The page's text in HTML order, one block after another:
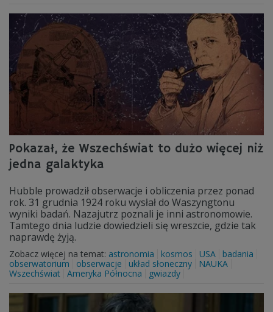
Pokazał, że Wszechświat to dużo więcej niż
jedna galaktyka
Hubble prowadził obserwacje i obliczenia przez ponad
rok. 31 grudnia 1924 roku wysłał do Waszyngtonu
wyniki badań. Nazajutrz poznali je inni astronomowie.
Tamtego dnia ludzie dowiedzieli się wreszcie, gdzie tak
naprawdę żyją.
Zobacz więcej na temat: astronomia kosmos USA
badania
obserwatorium
obserwacje układ słoneczny
NAUKA
Wszechświat Ameryka Północna gwiazdy